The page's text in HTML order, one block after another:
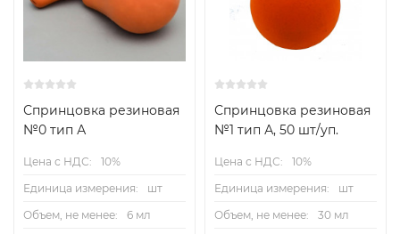
Спринцовка резиновая
№0 тип А
Цена с НДС:
10%
Единица измерения:
шт
Объем, не менее:
6 мл
Спринцовка резиновая
№1 тип А, 50 шт/уп.
Цена с НДС:
10%
Единица измерения:
шт
Объем, не менее:
30 мл